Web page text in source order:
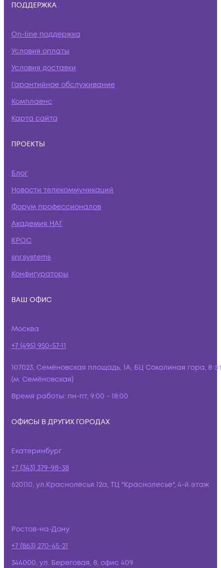
ПОДДЕРЖКА
On-line поддержка
Условия оплаты
Условия доставки
Гарантийное обслуживание
Комплаенс
Карта сайта
ПРОЕКТЫ
Блог
Новости телекоммуникаций
Форум профессионалов
Академия НАГ
КРОС
snr.systems
Конфигураторы
ВАШ ОФИС
Москва
+7 (495) 950-57-11
107023, Семёновская площадь, 1А, БЦ Соколиная гора, 8
(м. Семёновская)
Время работы: пн-пт, 9:00 - 18:00
ОФИСЫ В ДРУГИХ ГОРОДАХ
Екатеринбург
+7 (343) 379-98-38
620110, ул.Краснолесья 12а, ТЦ "Краснолесье", 4-й этаж
Ростов-на-Дону
+7 (863) 270-45-21
344000, ул. Береговая, 8, офис 409